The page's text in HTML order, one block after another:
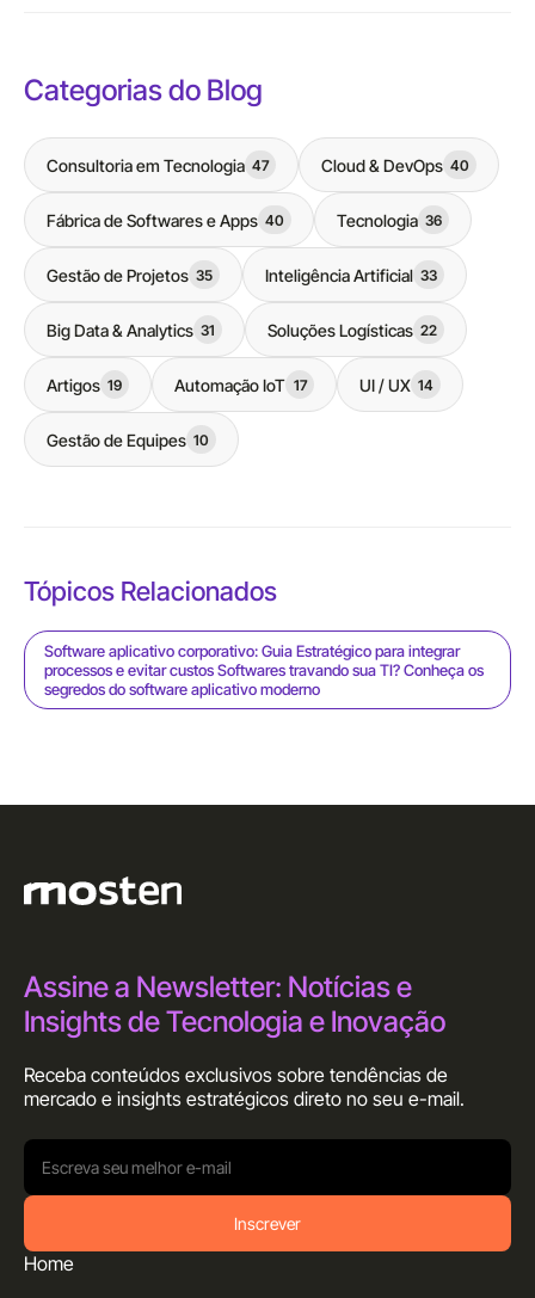
Categorias do Blog
Consultoria em Tecnologia 47 Cloud & DevOps 40
Fábrica de Softwares e Apps 40 Tecnologia 36
Gestão de Projetos 35 Inteligência Artificial 33
Big Data & Analytics 31 Soluções Logísticas 22
Artigos 19 Automação IoT 17 UI / UX 14
Gestão de Equipes 10
Tópicos Relacionados
Software aplicativo corporativo: Guia Estratégico para integrar
processos e evitar custos Softwares travando sua TI? Conheça os
segredos do software aplicativo moderno
Home
Assine a Newsletter: Notícias e
Insights de Tecnologia e Inovação
Receba conteúdos exclusivos sobre tendências de
mercado e insights estratégicos direto no seu e-mail.
Inscrever